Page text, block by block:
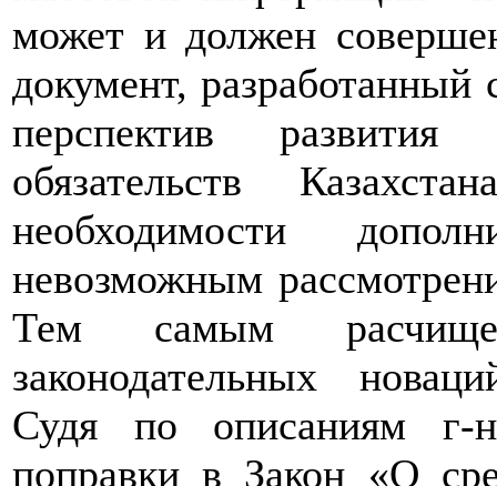
может и должен
документ, разработанный
перспектив
обязательств
необходимости
невозможным
Тем самым
законодательных
Судя по описаниям г-
поправки в Закон «О